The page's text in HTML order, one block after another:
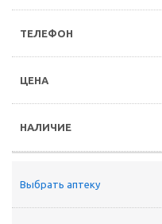
Выбрать аптеку